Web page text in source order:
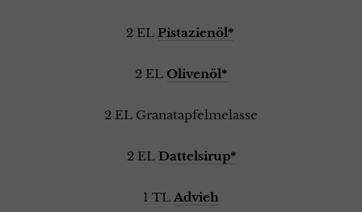
2 EL Pistazienöl*
2 EL Olivenöl*
2 EL Granatapfelmelasse
2 EL Dattelsirup*
1 TL Advieh